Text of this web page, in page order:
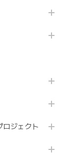
ロジェクト